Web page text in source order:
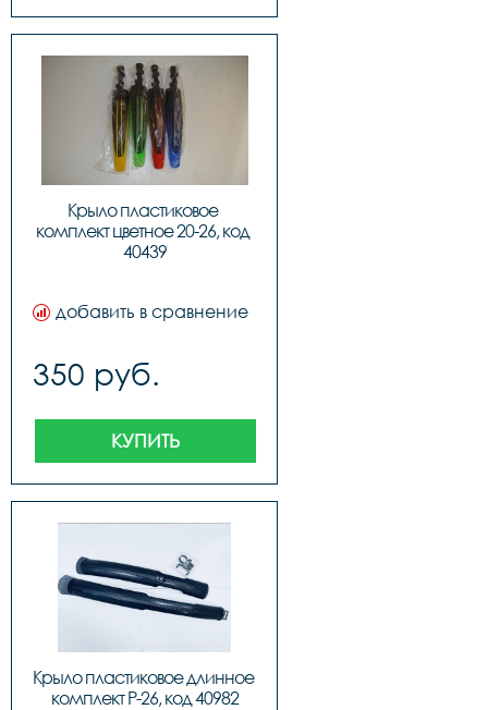
Крыло пластиковое
комплект цветное 20-26, код
40439
добавить в сравнение
350 руб.
КУПИТЬ
Крыло пластиковое длинное
комплект P-26, код 40982